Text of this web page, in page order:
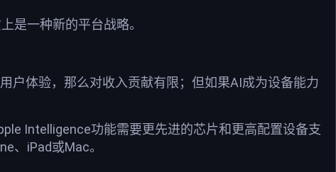
是一种新的平台战略。
户体验，那么对收入贡献有限；但如果AI成为设备能力
Intelligence功能需要更先进的芯片和更高配置设备支
、iPad或Mac。